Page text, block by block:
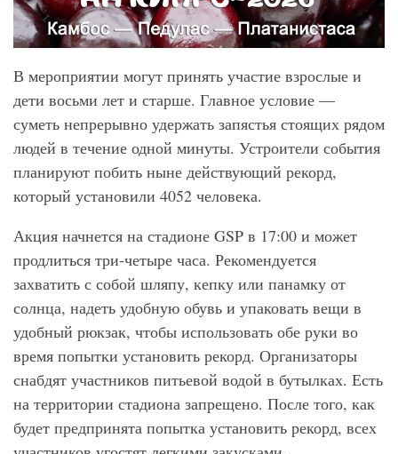
В мероприятии могут принять участие взрослые и
дети восьми лет и старше. Главное условие —
суметь непрерывно удержать запястья стоящих рядом
людей в течение одной минуты. Устроители события
планируют побить ныне действующий рекорд,
который установили 4052 человека.
Акция начнется на стадионе GSP в 17:00 и может
продлиться три-четыре часа. Рекомендуется
захватить с собой шляпу, кепку или панамку от
солнца, надеть удобную обувь и упаковать вещи в
удобный рюкзак, чтобы использовать обе руки во
время попытки установить рекорд. Организаторы
снабдят участников питьевой водой в бутылках. Есть
на территории стадиона запрещено. После того, как
будет предпринята попытка установить рекорд, всех